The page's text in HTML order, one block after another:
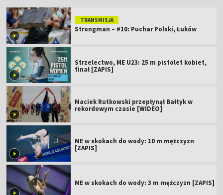
TRANSMISJA
Strongman – #10: Puchar Polski, Łuków
Strzelectwo, ME U23: 25 m pistolet kobiet,
finał [ZAPIS]
Maciek Rutkowski przepłynął Bałtyk w
rekordowym czasie [WIDEO]
ME w skokach do wody: 10 m mężczyzn
[ZAPIS]
ME w skokach do wody: 3 m mężczyzn [ZAPIS]